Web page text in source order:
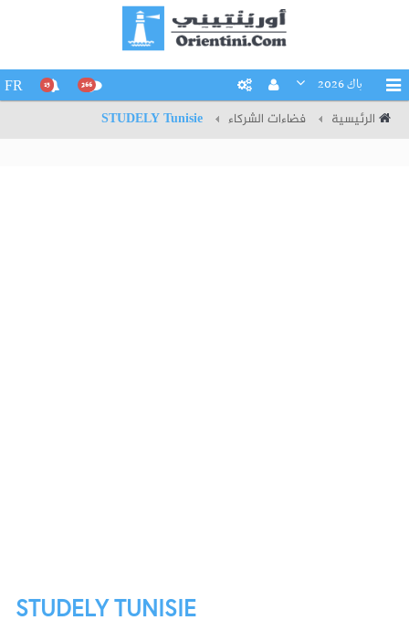
باك 2026 266
15
FR
الرئيسية فضاءات الشركاء STUDELY Tunisie
STUDELY TUNISIE